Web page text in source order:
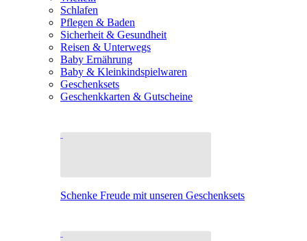
Schlafen
Pflegen & Baden
Sicherheit & Gesundheit
Reisen & Unterwegs
Baby Ernährung
Baby & Kleinkindspielwaren
Geschenksets
Geschenkkarten & Gutscheine
Schenke Freude mit unseren Geschenksets